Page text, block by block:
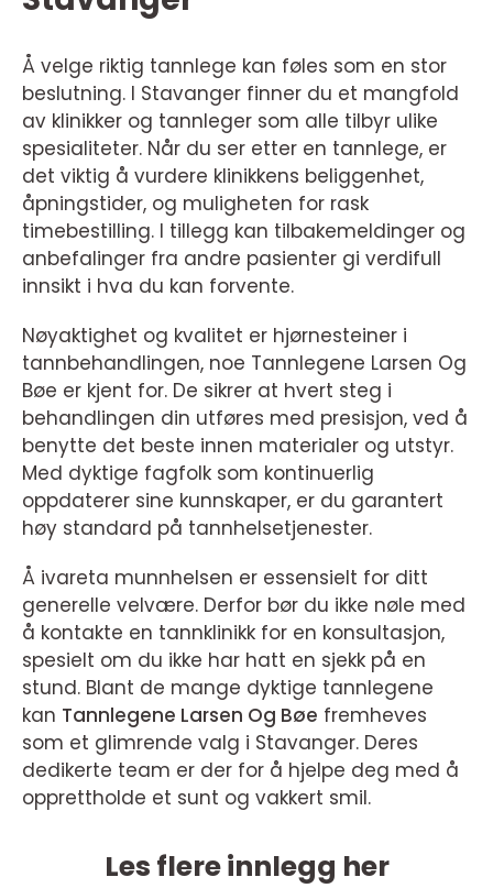
Å velge riktig tannlege kan føles som en stor
beslutning. I Stavanger finner du et mangfold
av klinikker og tannleger som alle tilbyr ulike
spesialiteter. Når du ser etter en tannlege, er
det viktig å vurdere klinikkens beliggenhet,
åpningstider, og muligheten for rask
timebestilling. I tillegg kan tilbakemeldinger og
anbefalinger fra andre pasienter gi verdifull
innsikt i hva du kan forvente.
Nøyaktighet og kvalitet er hjørnesteiner i
tannbehandlingen, noe Tannlegene Larsen Og
Bøe er kjent for. De sikrer at hvert steg i
behandlingen din utføres med presisjon, ved å
benytte det beste innen materialer og utstyr.
Med dyktige fagfolk som kontinuerlig
oppdaterer sine kunnskaper, er du garantert
høy standard på tannhelsetjenester.
Å ivareta munnhelsen er essensielt for ditt
generelle velvære. Derfor bør du ikke nøle med
å kontakte en tannklinikk for en konsultasjon,
spesielt om du ikke har hatt en sjekk på en
stund. Blant de mange dyktige tannlegene
kan Tannlegene Larsen Og Bøe fremheves
som et glimrende valg i Stavanger. Deres
dedikerte team er der for å hjelpe deg med å
opprettholde et sunt og vakkert smil.
Les flere innlegg her